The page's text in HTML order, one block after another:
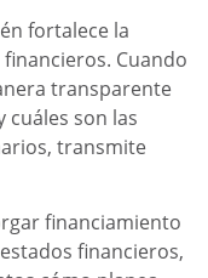
fortalece la
Cuando
transparente
cuáles son las
transmite
financiamiento
financieros,